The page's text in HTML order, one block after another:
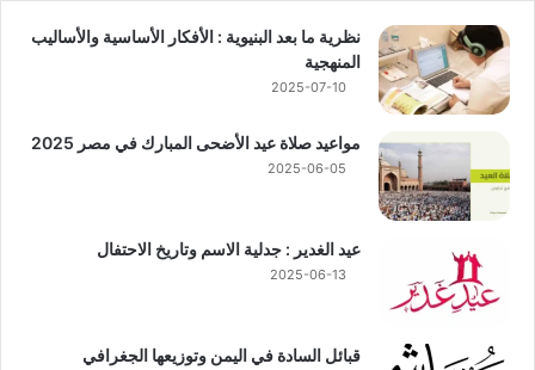
نظرية ما بعد البنيوية : الأفكار الأساسية والأساليب
المنهجية
2025-07-10
مواعيد صلاة عيد الأضحى المبارك في مصر 2025
2025-06-05
عيد الغدير : جدلية الاسم وتاريخ الاحتفال
2025-06-13
قبائل السادة في اليمن وتوزيعها الجغرافي